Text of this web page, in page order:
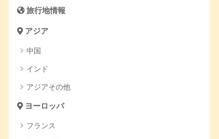
旅行地情報
アジア
中国
インド
アジアその他
ヨーロッパ
フランス